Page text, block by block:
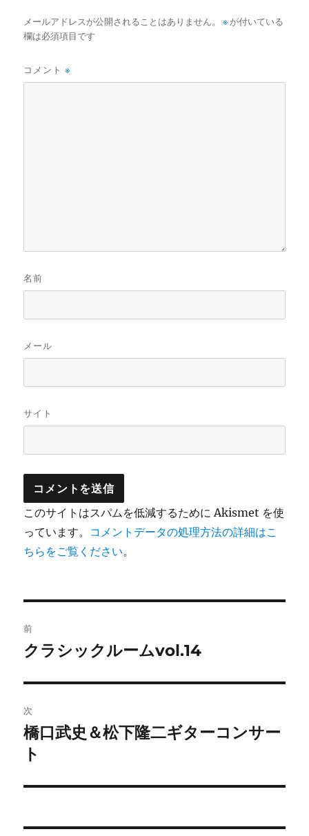
メールアドレスが公開されることはありません。 ※ が付いている
欄は必須項目です
コメント※
名前
メール
サイト
このサイトはスパムを低減するために Akismet を使
っています。 コメントデータの処理方法の詳細はこ
ちらをご覧ください。
稿
ビ
ゲ
ー
シ
前
前
投
稿:
クラシックルームvol.14
次
次
の
稿:
橋口武史＆松下隆二ギターコンサー
ト